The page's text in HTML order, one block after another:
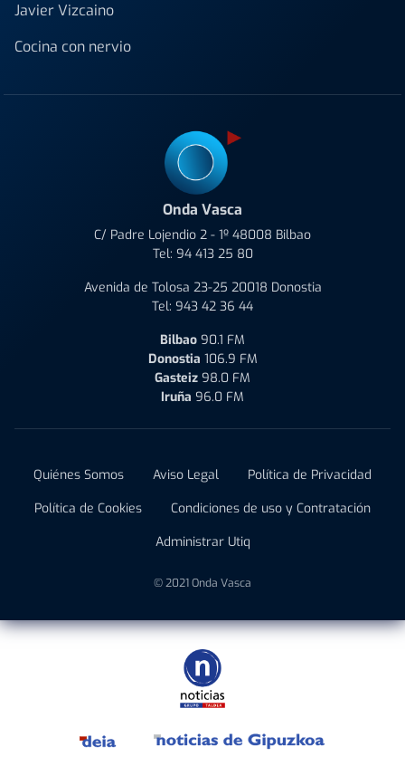
Javier Vizcaino
Cocina con nervio
Onda Vasca
C/ Padre Lojendio 2 - 1º 48008 Bilbao
Tel: 94 413 25 80
Avenida de Tolosa 23-25 20018 Donostia
Tel: 943 42 36 44
Bilbao 90.1 FM
Donostia 106.9 FM
Gasteiz 98.0 FM
Iruña 96.0 FM
Quiénes Somos Aviso Legal
Política de Privacidad
Política de Cookies
Condiciones de uso y Contratación
Administrar Utiq
© 2021 Onda Vasca